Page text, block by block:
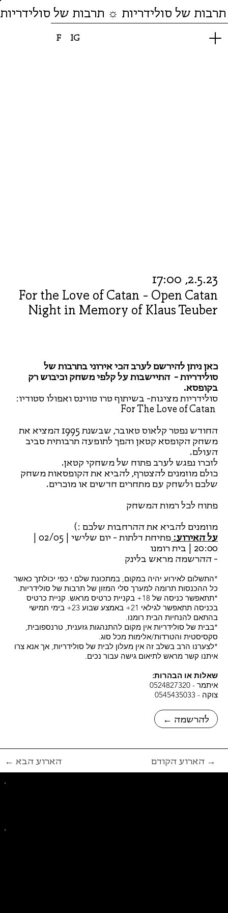
F IG
של סולידריות ☼ תרבות של סולידריות
For the Love of Catan - Open Catan
Night in Memory of Klaus Teuber
← להרשמה
2.5.23, 17:00
כאן ניתן להירשם לערב הכי אירוני בתרבות של
סולידריות - התיישבות על קלפי משחק וכיבוש רק
בקופסא.
סולידריות מציגות- בשיתוף טרו טווינס ואפולו סטודיו:
החודש נפטר קלאוס טאובר, שבשנת 1995 המציא את
משחק הקופסא קטאן והפך לתופעה תרבותית סביב
העולם.
לזכרו נפגש לערב פתוח של משחקי קטאן.
כולם מוזמנים להצטרף, להביא את הקופסאות משחק
שלכם ולשחק עם מתחרים חדשים או מוכרים.
פתוח לכל רמות המשחק
מוזמנים להביא את ההרחבות שלכם :)
על האירוע:
פתיחת דלתות - יום שלישי | 02/05 |
20:00 | בית רומנו
- ההרשמה מראש בלינק
*התשלום לאירוע יהיה במקום, במתכונת שלם.י כפי יכולתך כאשר
כל ההכנסות תרומה למערך סלי המזון של תרבות של סולידריות.
*תתאפשר כניסה של 18+ בקניית כרטיס מראש. קניית כרטיס
בכניסה תתאפשר לגילאי 21+ באמצע שבוע 23+ בימי חמישי
בהתאם להנחיות הבית רומנו.
*בבית של סולידריות אין מקום להתנהגות גזענית, טרנספובית,
סקסיסטית והטרדות/אלימות מכל סוג.
*לצערנו הרב בשלב זה אין מעלון לבית של סולידריות, אך אנא צרו
איתנו קשר מראש לתיאום גישה עבור נכים.
שאלות או הבהרות:
איתמר - 0524827320
צוקה - 0545435033
← הארוע הבא הארוע הקודם →